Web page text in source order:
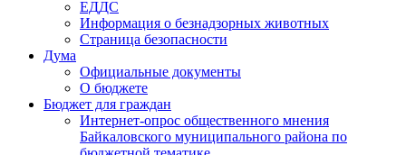
ЕДДС
Информация о безнадзорных животных
Страница безопасности
Дума
Официальные документы
О бюджете
Бюджет для граждан
Интернет-опрос общественного мнения
Байкаловского муниципального района по